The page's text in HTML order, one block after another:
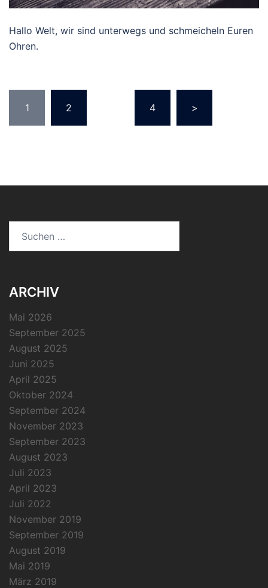
Hallo Welt, wir sind unterwegs und schmeicheln Euren
Ohren.
der
Beiträge
1 2 4 >
nach:
ARCHIV
Mai 2026
September 2025
August 2025
Juni 2025
April 2025
Oktober 2024
September 2024
November 2023
September 2023
August 2023
Juli 2023
April 2023
Juli 2022
November 2019
September 2019
August 2019
Mai 2019
März 2019